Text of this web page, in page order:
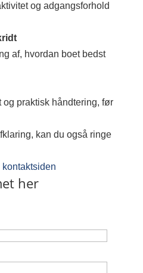
og adgangsforhold
af, hvordan boet bedst
praktisk håndtering, før
kan du også ringe
kontaktsiden
her